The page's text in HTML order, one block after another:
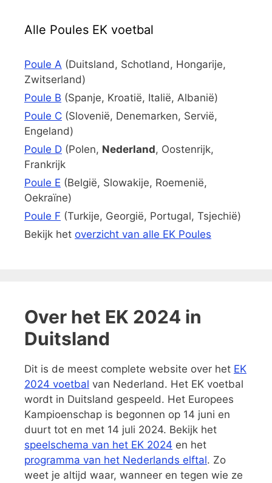
Alle Poules EK voetbal
Poule A (Duitsland, Schotland, Hongarije,
Zwitserland)
Poule B (Spanje, Kroatië, Italië, Albanië)
Poule C (Slovenië, Denemarken, Servië,
Engeland)
Poule D (Polen, Nederland, Oostenrijk,
Frankrijk
Poule E (België, Slowakije, Roemenië,
Oekraïne)
Poule F (Turkije, Georgië, Portugal, Tsjechië)
Bekijk het overzicht van alle EK Poules
Over het EK 2024 in
Duitsland
Dit is de meest complete website over het EK
2024 voetbal van Nederland. Het EK voetbal
wordt in Duitsland gespeeld. Het Europees
Kampioenschap is begonnen op 14 juni en
duurt tot en met 14 juli 2024. Bekijk het
speelschema van het EK 2024 en het
programma van het Nederlands elftal. Zo
weet je altijd waar, wanneer en tegen wie ze